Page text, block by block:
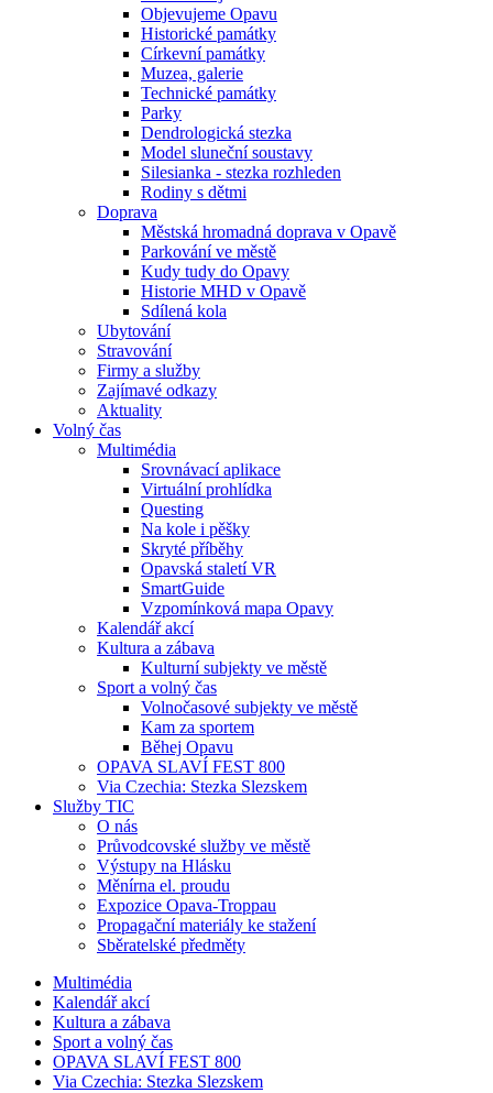
Objevujeme Opavu
Historické památky
Církevní památky
Muzea, galerie
Technické památky
Parky
Dendrologická stezka
Model sluneční soustavy
Silesianka - stezka rozhleden
Rodiny s dětmi
Doprava
Městská hromadná doprava v Opavě
Parkování ve městě
Kudy tudy do Opavy
Historie MHD v Opavě
Sdílená kola
Ubytování
Stravování
Firmy a služby
Zajímavé odkazy
Aktuality
Volný čas
Multimédia
Srovnávací aplikace
Virtuální prohlídka
Questing
Na kole i pěšky
Skryté příběhy
Opavská staletí VR
SmartGuide
Vzpomínková mapa Opavy
Kalendář akcí
Kultura a zábava
Kulturní subjekty ve městě
Sport a volný čas
Volnočasové subjekty ve městě
Kam za sportem
Běhej Opavu
OPAVA SLAVÍ FEST 800
Via Czechia: Stezka Slezskem
Služby TIC
O nás
Průvodcovské služby ve městě
Výstupy na Hlásku
Měnírna el. proudu
Expozice Opava-Troppau
Propagační materiály ke stažení
Sběratelské předměty
Multimédia
Kalendář akcí
Kultura a zábava
Sport a volný čas
OPAVA SLAVÍ FEST 800
Via Czechia: Stezka Slezskem